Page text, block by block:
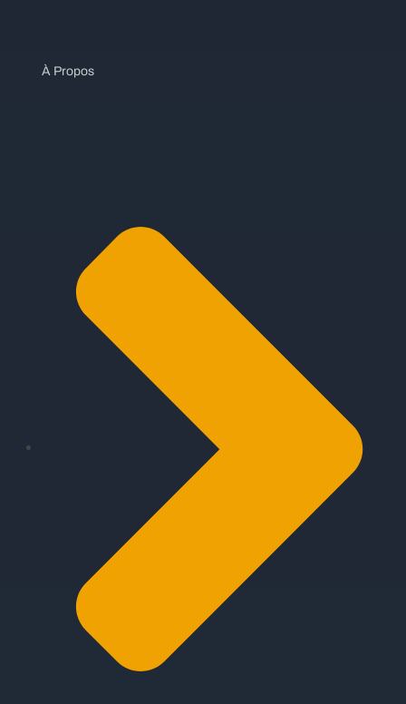
À Propos